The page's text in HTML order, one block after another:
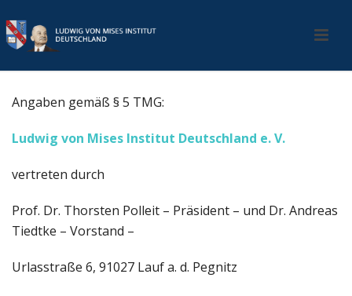
Angaben gemäß § 5 TMG:
Ludwig von Mises Institut Deutschland e. V.
vertreten durch
Prof. Dr. Thorsten Polleit – Präsident – und Dr. Andreas
Tiedtke – Vorstand –
Urlasstraße 6, 91027 Lauf a. d. Pegnitz